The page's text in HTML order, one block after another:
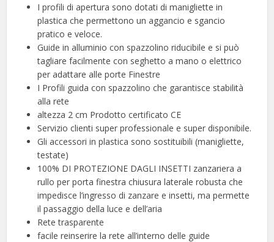
I profili di apertura sono dotati di manigliette in
plastica che permettono un aggancio e sgancio
pratico e veloce.
Guide in alluminio con spazzolino riducibile e si può
tagliare facilmente con seghetto a mano o elettrico
per adattare alle porte Finestre
I Profili guida con spazzolino che garantisce stabilità
alla rete
altezza 2 cm Prodotto certificato CE
Servizio clienti super professionale e super disponibile.
Gli accessori in plastica sono sostituibili (manigliette,
testate)
100% DI PROTEZIONE DAGLI INSETTI zanzariera a
rullo per porta finestra chiusura laterale robusta che
impedisce l’ingresso di zanzare e insetti, ma permette
il passaggio della luce e dell’aria
Rete trasparente
facile reinserire la rete all’interno delle guide